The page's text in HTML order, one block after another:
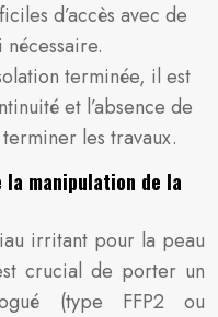
d’accès avec de
terminée, il est
et l’absence de
les travaux.
manipulation de la
irritant pour la peau
crucial de porter un
(type FFP2 ou